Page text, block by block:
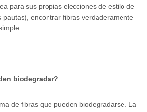
para sus propias elecciones de estilo de
pautas), encontrar fibras verdaderamente
biodegradar?
de fibras que pueden biodegradarse. La